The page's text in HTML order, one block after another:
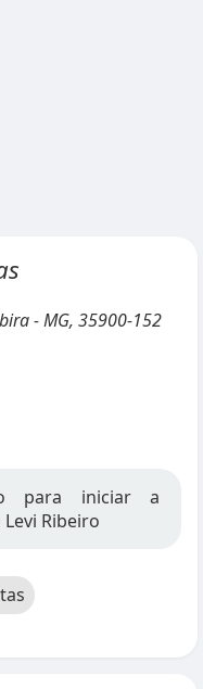
- MG, 35900-152
para iniciar a
Ribeiro